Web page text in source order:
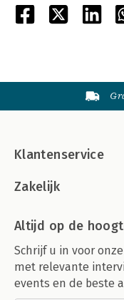
Klantenservice
Zakelijk
Altijd op de
Schrijf u in voor
met relevante
events en de beste